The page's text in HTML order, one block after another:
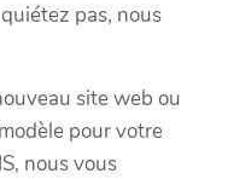
pas, nous
site web ou
pour votre
nous vous